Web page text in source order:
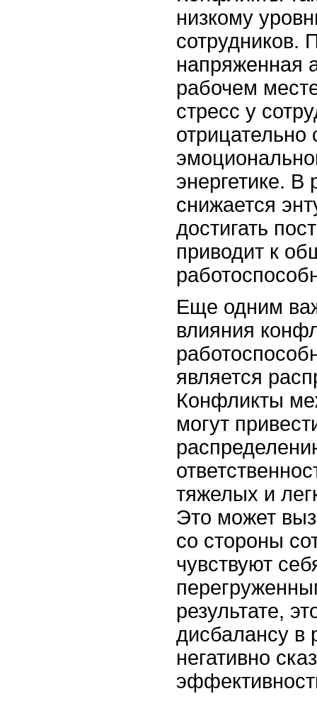
низкому
сотрудников.
напряженная
рабочем
стресс у
отрицательно
энергетике. В
снижается
достигать
приводит к
Еще одним
влияния
является
Конфликты
могут
тяжелых и
Это может
со стороны
чувствуют
результате,
дисбалансу в
негативно